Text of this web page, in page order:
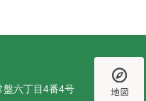
盤六丁目4番4号